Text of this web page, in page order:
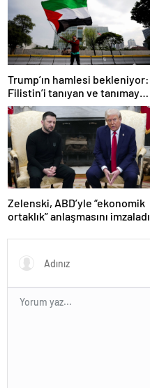
Trump’ın hamlesi bekleniyor:
Filistin’i tanıyan ve tanımayan
ülkeler hangileri?
Zelenski, ABD’yle “ekonomik
ortaklık” anlaşmasını imzaladı